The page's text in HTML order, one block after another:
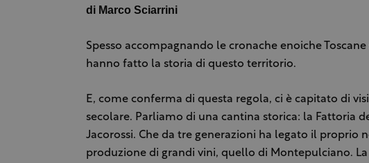
di Marco Sciarrini
Spesso accompagnando le cronache enoiche
hanno fatto la storia di questo territorio.
E, come conferma di questa regola, ci è capitato di
secolare. Parliamo di una cantina storica: la Fattoria
Jacorossi. Che da tre generazioni ha legato il proprio
produzione di grandi vini, quello di Montepulciano. La